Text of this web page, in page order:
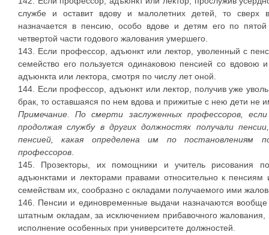
службе и оставит вдову и малолетних детей, то сверх
назначается в пенсию, особо вдове и детям его по
четвертой части годового жалования умершего.
143. Если профессор, адъюнкт или лектор, уволенный с
семейство его пользуется одинаковою пенсией со
адъюнкта или лектора, смотря по числу лет оной.
144. Если профессор, адъюнкт или лектор, получив уже
брак, то оставшаяся по нем вдова и прижитые с нею дети не
Примечание. По смерти заслуженных профессоров,
продолжая службу в других должностях получали
пенсией, какая определена им по постановлениям
профессоров
145. Прозекторы, их помощники и учитель рисования
адъюнктами и лекторами правами относительно к
семействам их, сообразно с окладами получаемого ими
146. Пенсии и единовременные выдачи назначаются вообще
штатным окладам, за исключением прибавочного
исполнение особенных при университете должностей.